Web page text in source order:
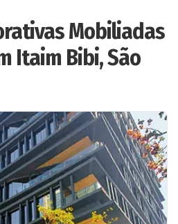
Mobiliadas
Itaim Bibi, São